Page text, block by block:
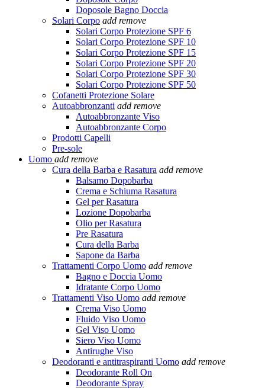
Doposole Bagno Doccia
Solari Corpo add remove
Solari Corpo Protezione SPF 6
Solari Corpo Protezione SPF 10
Solari Corpo Protezione SPF 15
Solari Corpo Protezione SPF 20
Solari Corpo Protezione SPF 30
Solari Corpo Protezione SPF 50
Cofanetti Protezione Solare
Autoabbronzanti add remove
Autoabbronzante Viso
Autoabbronzante Corpo
Prodotti Capelli
Pre-sole
Uomo add remove
Cura della Barba e Rasatura add remove
Balsamo Dopobarba
Crema e Schiuma Rasatura
Gel per Rasatura
Lozione Dopobarba
Olio per Rasatura
Pre Rasatura
Cura della Barba
Sapone da Barba
Trattamenti Corpo Uomo add remove
Bagno e Doccia Uomo
Idratante Corpo Uomo
Trattamenti Viso Uomo add remove
Crema Viso Uomo
Fluido Viso Uomo
Gel Viso Uomo
Siero Viso Uomo
Antirughe Viso
Deodoranti e antitraspiranti Uomo add remove
Deodorante Roll On
Deodorante Spray